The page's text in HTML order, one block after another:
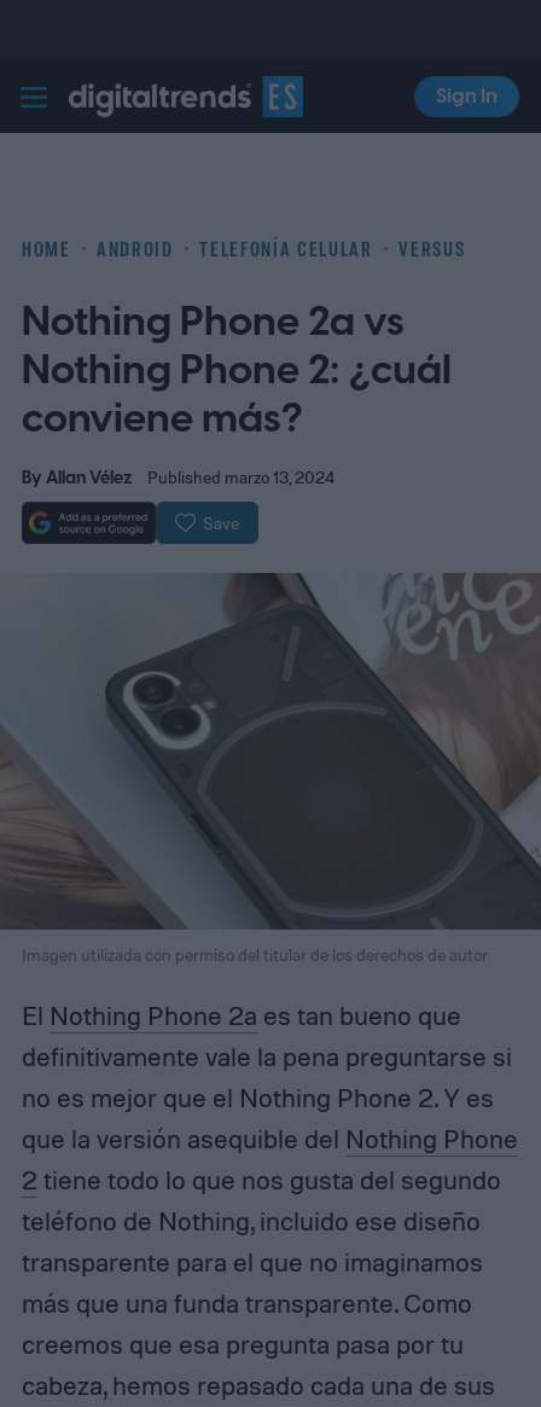
Digital Trends Español
Sign In
HOME ANDROID TELEFONÍA CELULAR VERSUS
Nothing Phone 2a vs
Nothing Phone 2: ¿cuál
conviene más?
ByAllan Vélez Published marzo 13, 2024
Save
Imagen utilizada con permiso del titular de los derechos de autor
El Nothing Phone 2a es tan bueno que
definitivamente vale la pena preguntarse si
no es mejor que el Nothing Phone 2. Y es
que la versión asequible del Nothing Phone
2 tiene todo lo que nos gusta del segundo
teléfono de Nothing, incluido ese diseño
transparente para el que no imaginamos
más que una funda transparente. Como
creemos que esa pregunta pasa por tu
cabeza, hemos repasado cada una de sus